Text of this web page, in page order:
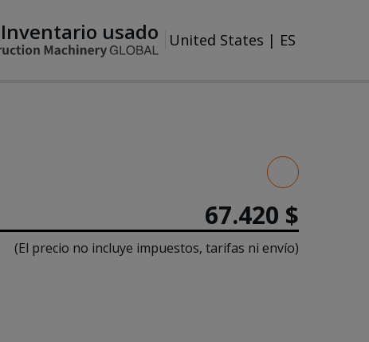
Inventario usado United States | ES
67.420 $
(El precio no incluye impuestos, tarifas ni envío)